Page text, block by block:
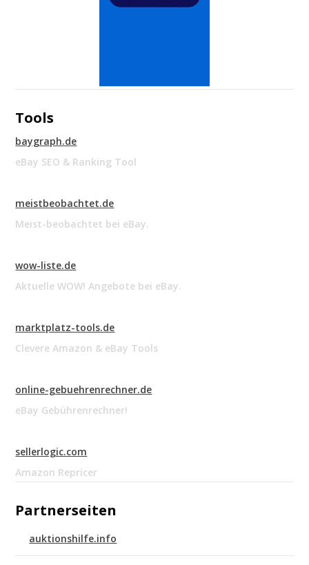
Tools
baygraph.de
eBay SEO & Ranking Tool
meistbeobachtet.de
Meist-beobachtet bei eBay.
wow-liste.de
Aktuelle WOW! Angebote bei eBay.
marktplatz-tools.de
Clevere Amazon & eBay Tools
online-gebuehrenrechner.de
eBay Gebührenrechner!
sellerlogic.com
Amazon Repricer
Partnerseiten
auktionshilfe.info